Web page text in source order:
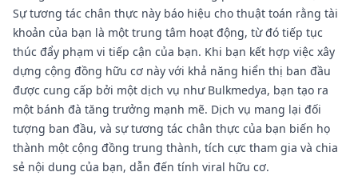
Sự tương tác chân thực này báo hiệu cho thuật toán rằng tài
khoản của bạn là một trung tâm hoạt động, từ đó tiếp tục
thúc đẩy phạm vi tiếp cận của bạn. Khi bạn kết hợp việc xây
dựng cộng đồng hữu cơ này với khả năng hiển thị ban đầu
được cung cấp bởi một dịch vụ như Bulkmedya, bạn tạo ra
một bánh đà tăng trưởng mạnh mẽ. Dịch vụ mang lại đối
tượng ban đầu, và sự tương tác chân thực của bạn biến họ
thành một cộng đồng trung thành, tích cực tham gia và chia
sẻ nội dung của bạn, dẫn đến tính viral hữu cơ.